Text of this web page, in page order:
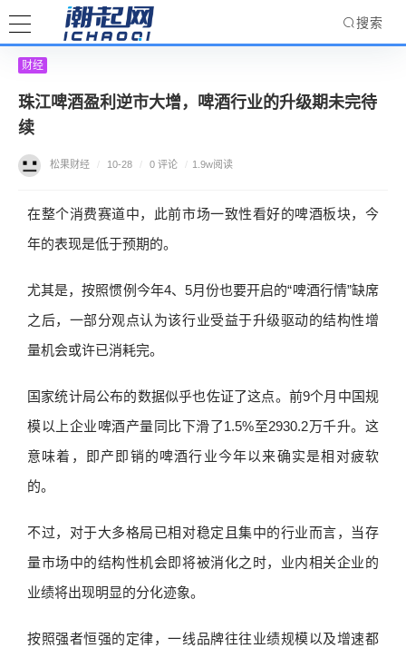
搜索
财经
珠江啤酒盈利逆市大增，啤酒行业的升级期未完待
续
松果财经 / 10-28 / 0 评论 / 1.9w阅读
在整个消费赛道中，此前市场一致性看好的啤酒板块，今
年的表现是低于预期的。
尤其是，按照惯例今年4、5月份也要开启的“啤酒行情”缺席
之后，一部分观点认为该行业受益于升级驱动的结构性增
量机会或许已消耗完。
国家统计局公布的数据似乎也佐证了这点。前9个月中国规
模以上企业啤酒产量同比下滑了1.5%至2930.2万千升。这
意味着，即产即销的啤酒行业今年以来确实是相对疲软
的。
不过，对于大多格局已相对稳定且集中的行业而言，当存
量市场中的结构性机会即将被消化之时，业内相关企业的
业绩将出现明显的分化迹象。
按照强者恒强的定律，一线品牌往往业绩规模以及增速都